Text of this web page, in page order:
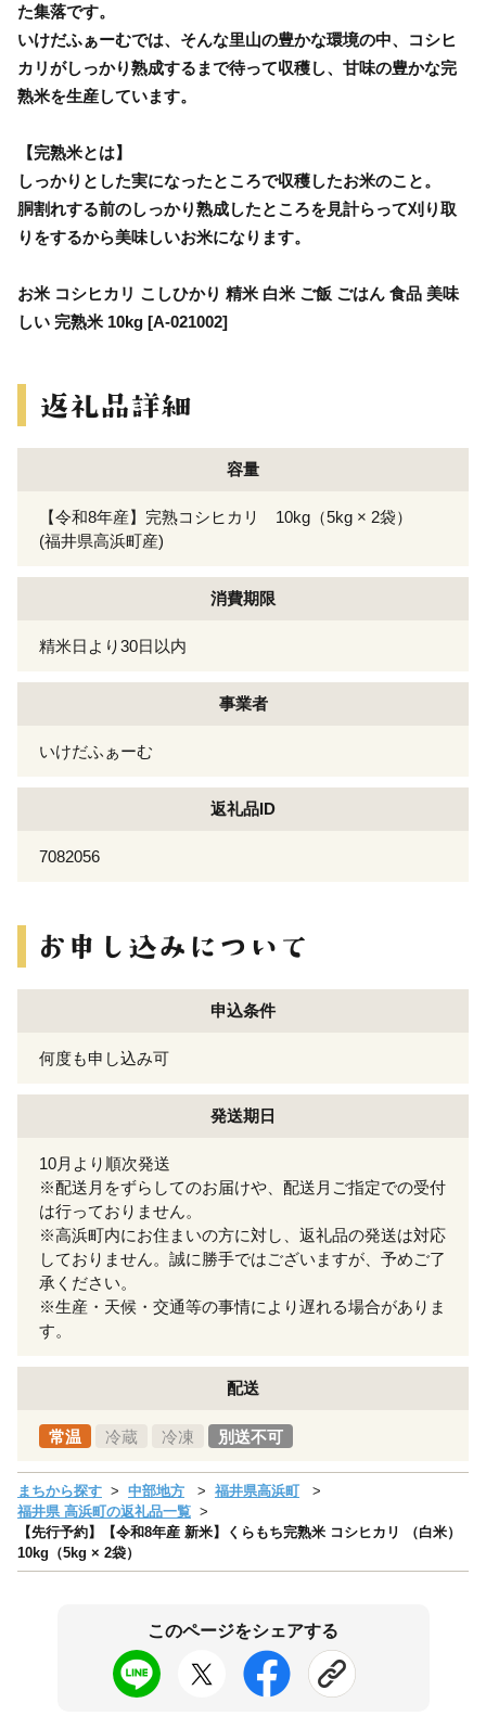
た集落です。
いけだふぁーむでは、そんな里山の豊かな環境の中、コシヒ
カリがしっかり熟成するまで待って収穫し、甘味の豊かな完
熟米を生産しています。
【完熟米とは】
しっかりとした実になったところで収穫したお米のこと。
胴割れする前のしっかり熟成したところを見計らって刈り取
りをするから美味しいお米になります。
お米 コシヒカリ こしひかり 精米 白米 ご飯 ごはん 食品 美味
しい 完熟米 10kg [A-021002]
容量
【令和8年産】完熟コシヒカリ 10kg（5kg × 2袋）
(福井県高浜町産)
消費期限
精米日より30日以内
事業者
いけだふぁーむ
返礼品ID
7082056
申込条件
何度も申し込み可
発送期日
10月より順次発送
※配送月をずらしてのお届けや、配送月ご指定での受付
は行っておりません。
※高浜町内にお住まいの方に対し、返礼品の発送は対応
しておりません。誠に勝手ではございますが、予めご了
承ください。
※生産・天候・交通等の事情により遅れる場合がありま
す。
配送
常温 冷蔵 冷凍 別送不可
まちから探す 中部地方
福井県高浜町
福井県 高浜町の返礼品一覧
【先行予約】【令和8年産 新米】くらもち完熟米 コシヒカリ （白米）
10kg（5kg × 2袋）
このページをシェアする